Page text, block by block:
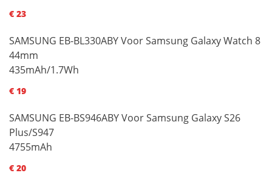
€ 23
SAMSUNG EB-BL330ABY Voor Samsung Galaxy Watch 8
44mm
435mAh/1.7Wh
€ 19
SAMSUNG EB-BS946ABY Voor Samsung Galaxy S26
Plus/S947
4755mAh
€ 20